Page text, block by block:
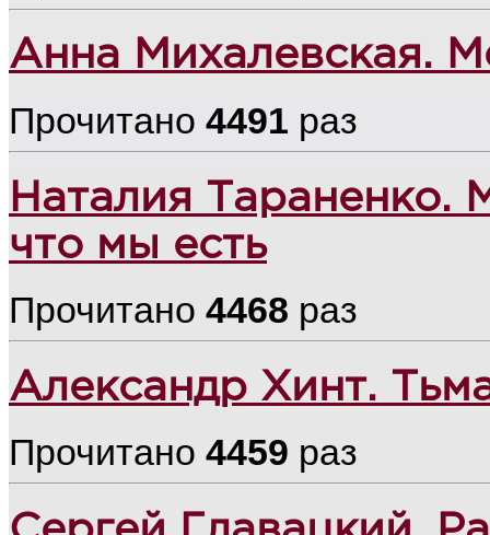
Анна Михалевская.
Прочитано 4491 раз
Наталия Тараненко.
что мы есть
Прочитано 4468 раз
Александр Хинт.
Прочитано 4459 раз